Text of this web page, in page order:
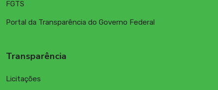
FGTS
Portal da Transparência do Governo Federal
Transparência
Licitações